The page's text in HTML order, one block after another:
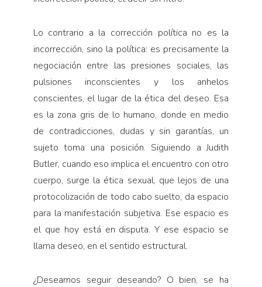
Lo contrario a la corrección política no es la
incorrección, sino la política: es precisamente la
negociación entre las presiones sociales, las
pulsiones inconscientes y los anhelos
conscientes, el lugar de la ética del deseo. Esa
es la zona gris de lo humano, donde en medio
de contradicciones, dudas y sin garantías, un
sujeto toma una posición. Siguiendo a Judith
Butler, cuando eso implica el encuentro con otro
cuerpo, surge la ética sexual, que lejos de una
protocolización de todo cabo suelto, da espacio
para la manifestación subjetiva. Ese espacio es
el que hoy está en disputa. Y ese espacio se
llama deseo, en el sentido estructural.
¿Deseamos seguir deseando? O bien, se ha